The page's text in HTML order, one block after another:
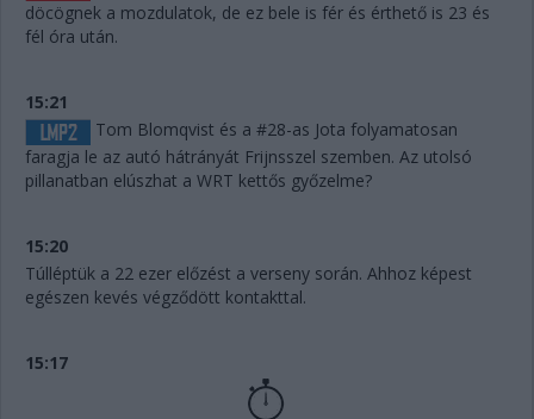
döcögnek a mozdulatok, de ez bele is fér és érthető is 23 és
fél óra után.
15:21
Tom Blomqvist és a #28-as Jota folyamatosan
faragja le az autó hátrányát Frijnsszel szemben. Az utolsó
pillanatban elúszhat a WRT kettős győzelme?
15:20
Túlléptük a 22 ezer előzést a verseny során. Ahhoz képest
egészen kevés végződött kontakttal.
15:17